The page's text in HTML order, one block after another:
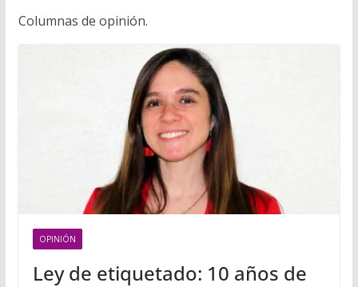
Columnas de opinión.
OPINIÓN
Ley de etiquetado: 10 años de